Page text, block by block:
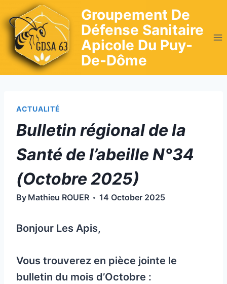
to
content
Groupement De
Défense Sanitaire
Apicole Du Puy-
De-Dôme
ACTUALITÉ
Bulletin régional de la
Santé de l’abeille N°34
(Octobre 2025)
By Mathieu ROUER 14 October 2025
Bonjour Les Apis,
Vous trouverez en pièce jointe le
bulletin du mois d’Octobre :